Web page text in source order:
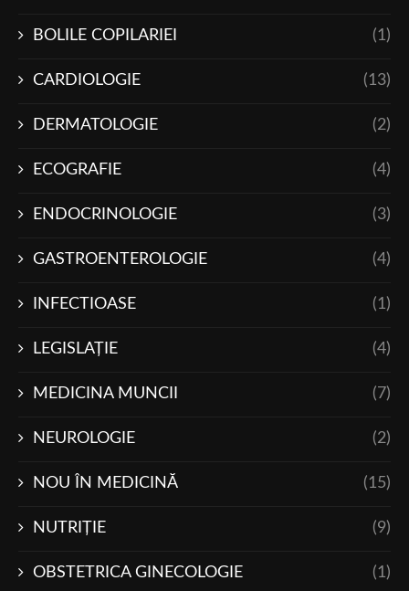
BOLILE COPILARIEI (1)
CARDIOLOGIE (13)
DERMATOLOGIE (2)
ECOGRAFIE (4)
ENDOCRINOLOGIE (3)
GASTROENTEROLOGIE (4)
INFECTIOASE (1)
LEGISLAŢIE (4)
MEDICINA MUNCII (7)
NEUROLOGIE (2)
NOU ÎN MEDICINĂ (15)
NUTRIŢIE (9)
OBSTETRICA GINECOLOGIE (1)